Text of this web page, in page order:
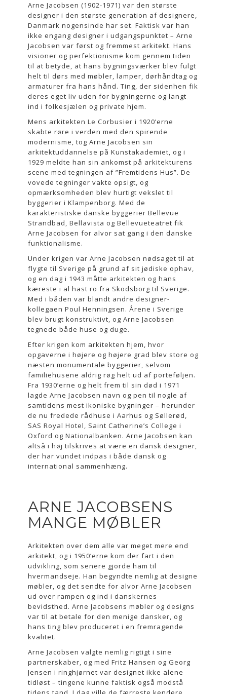
Arne Jacobsen (1902-1971) var den største
designer i den største generation af designere,
Danmark nogensinde har set. Faktisk var han
ikke engang designer i udgangspunktet – Arne
Jacobsen var først og fremmest arkitekt. Hans
visioner og perfektionisme kom gennem tiden
til at betyde, at hans bygningsværker blev fulgt
helt til dørs med møbler, lamper, dørhåndtag og
armaturer fra hans hånd. Ting, der sidenhen fik
deres eget liv uden for bygningerne og langt
ind i folkesjælen og private hjem.
Mens arkitekten Le Corbusier i 1920’erne
skabte røre i verden med den spirende
modernisme, tog Arne Jacobsen sin
arkitektuddannelse på Kunstakademiet, og i
1929 meldte han sin ankomst på arkitekturens
scene med tegningen af ”Fremtidens Hus”. De
vovede tegninger vakte opsigt, og
opmærksomheden blev hurtigt vekslet til
byggerier i Klampenborg. Med de
karakteristiske danske byggerier Bellevue
Strandbad, Bellavista og Bellevueteatret fik
Arne Jacobsen for alvor sat gang i den danske
funktionalisme.
Under krigen var Arne Jacobsen nødsaget til at
flygte til Sverige på grund af sit jødiske ophav,
og en dag i 1943 måtte arkitekten og hans
kæreste i al hast ro fra Skodsborg til Sverige.
Med i båden var blandt andre designer-
kollegaen Poul Henningsen. Årene i Sverige
blev brugt konstruktivt, og Arne Jacobsen
tegnede både huse og duge.
Efter krigen kom arkitekten hjem, hvor
opgaverne i højere og højere grad blev store og
næsten monumentale byggerier, selvom
familiehusene aldrig røg helt ud af porteføljen.
Fra 1930’erne og helt frem til sin død i 1971
lagde Arne Jacobsen navn og pen til nogle af
samtidens mest ikoniske bygninger – herunder
de nu fredede rådhuse i Aarhus og Søllerød,
SAS Royal Hotel, Saint Catherine’s College i
Oxford og Nationalbanken. Arne Jacobsen kan
altså i høj tilskrives at være en dansk designer,
der har vundet indpas i både dansk og
international sammenhæng.
ARNE JACOBSENS
MANGE MØBLER
Arkitekten over dem alle var meget mere end
arkitekt, og i 1950’erne kom der fart i den
udvikling, som senere gjorde ham til
hvermandseje. Han begyndte nemlig at designe
møbler, og det sendte for alvor Arne Jacobsen
ud over rampen og ind i danskernes
bevidsthed. Arne Jacobsens møbler og designs
var til at betale for den menige dansker, og
hans ting blev produceret i en fremragende
kvalitet.
Arne Jacobsen valgte nemlig rigtigt i sine
partnerskaber, og med Fritz Hansen og Georg
Jensen i ringhjørnet var designet ikke alene
tidløst – tingene kunne faktisk også modstå